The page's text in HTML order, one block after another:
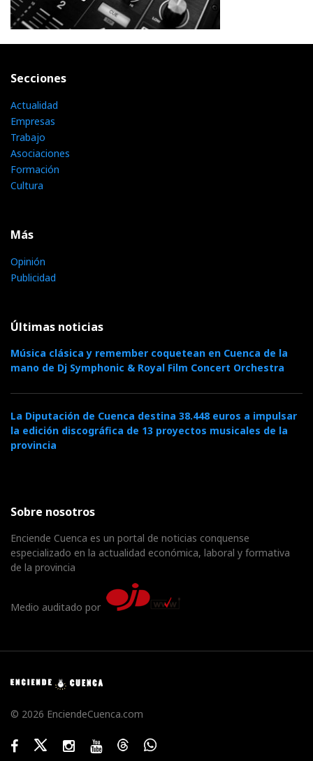
Secciones
Actualidad
Empresas
Trabajo
Asociaciones
Formación
Cultura
Más
Opinión
Publicidad
Últimas noticias
Música clásica y remember coquetean en Cuenca de la
mano de Dj Symphonic & Royal Film Concert Orchestra
La Diputación de Cuenca destina 38.448 euros a impulsar
la edición discográfica de 13 proyectos musicales de la
provincia
Sobre nosotros
Enciende Cuenca es un portal de noticias conquense
especializado en la actualidad económica, laboral y formativa
de la provincia
Medio auditado por
© 2026 EnciendeCuenca.com
FacebookTwitterInstagramYoutubeThreadsWhatsApp